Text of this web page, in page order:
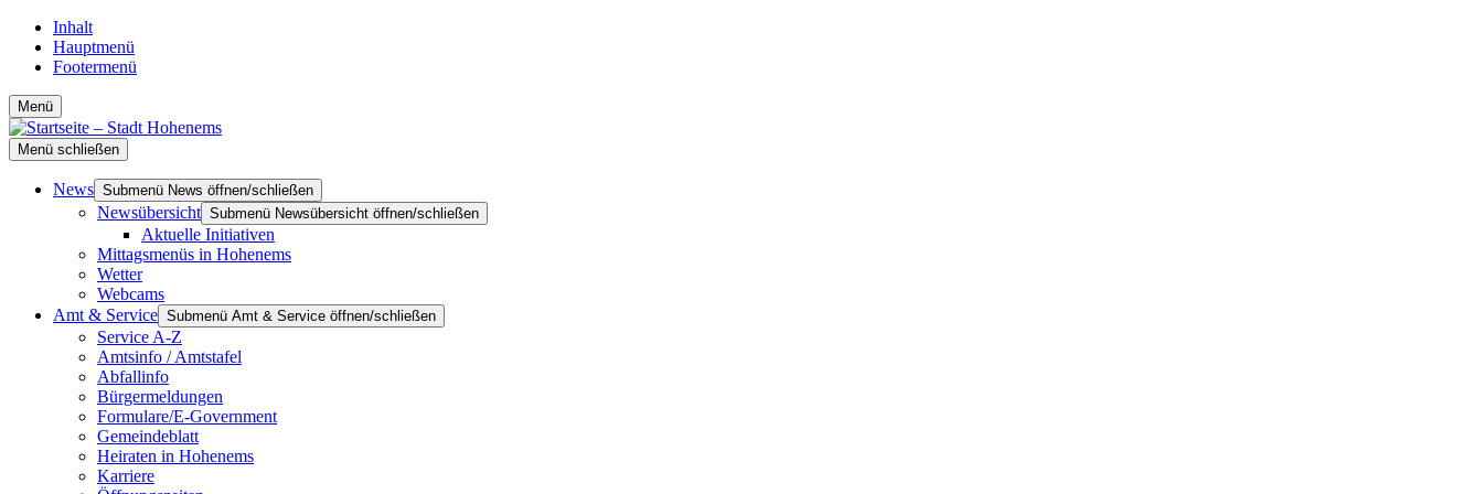
Inhalt
Hauptmenü
Footermenü
Menü
Menü schließen
News Submenü News öffnen/schließen
Newsübersicht Submenü Newsübersicht öffnen/schließen
Aktuelle Initiativen
Mittagsmenüs in Hohenems
Wetter
Webcams
Amt & Service Submenü Amt & Service öffnen/schließen
Service A-Z
Amtsinfo / Amtstafel
Abfallinfo
Bürgermeldungen
Formulare/E-Government
Gemeindeblatt
Heiraten in Hohenems
Karriere